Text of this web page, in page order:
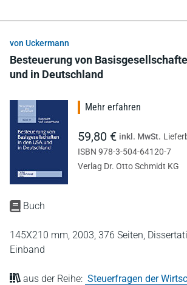
von Uckermann
Besteuerung von
und in Deutschland
Buch
145X210 mm, 2003, 376 Seiten,
Einband
aus der Reihe: Steuerfragen der
Mehr erfahren
59,80 € inkl. MwSt.
ISBN 978-3-504-64120-7
Verlag Dr. Otto Schmidt KG